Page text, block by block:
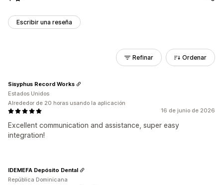
Escribir una reseña
Refinar Ordenar
16 de junio de 2026
Excellent communication and assistance, super easy
integration!
Sisyphus Record Works
Estados Unidos
Alrededor de 20 horas usando la aplicación
IDEMEFA Depósito Dental
República Dominicana